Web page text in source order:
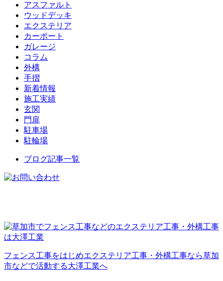
アスファルト
ウッドデッキ
エクステリア
カーポート
ガレージ
コラム
外構
手摺
新着情報
施工実績
玄関
門扉
駐車場
駐輪場
ブログ記事一覧
フェンス工事をはじめエクステリア工事・外構工事なら草加
市などで活動する大澤工業へ